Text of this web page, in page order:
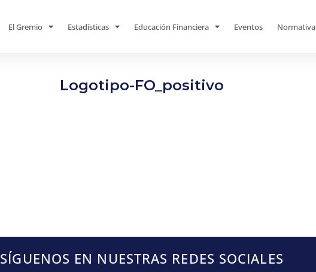
El Gremio Estadísticas Educación Financiera Eventos Normativa
Logotipo-FO_positivo
SÍGUENOS EN NUESTRAS REDES SOCIALES